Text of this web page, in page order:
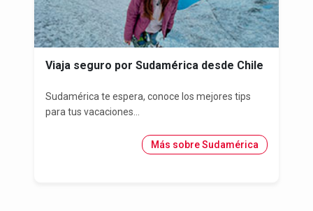
Viaja seguro por Sudamérica desde Chile
Sudamérica te espera, conoce los mejores tips
para tus vacaciones...
Más sobre Sudamérica